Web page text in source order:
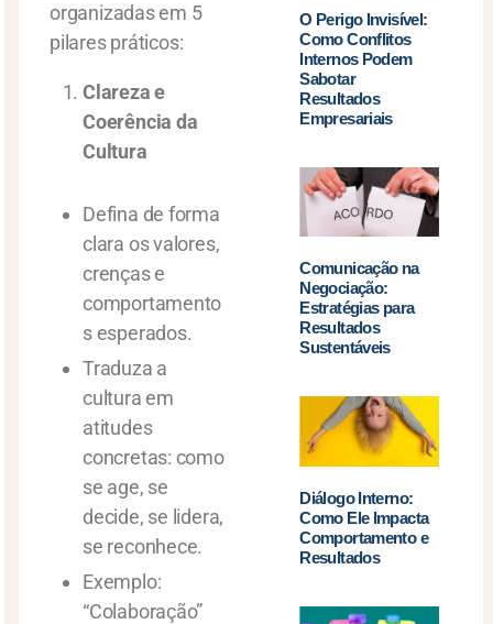
organizadas em 5
pilares práticos:
Clareza e
Coerência da
Cultura
Defina de forma
clara os valores,
crenças e
comportamento
s esperados.
Traduza a
cultura em
atitudes
concretas: como
se age, se
decide, se lidera,
se reconhece.
Exemplo:
“Colaboração”
O Perigo Invisível:
Como Conflitos
Internos Podem
Sabotar
Resultados
Empresariais
Comunicação na
Negociação:
Estratégias para
Resultados
Sustentáveis
Diálogo Interno:
Como Ele Impacta
Comportamento e
Resultados